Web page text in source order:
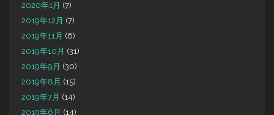
2020年1月 (7)
2019年12月 (7)
2019年11月 (6)
2019年10月 (31)
2019年9月 (30)
2019年8月 (15)
2019年7月 (14)
2019年6月 (14)